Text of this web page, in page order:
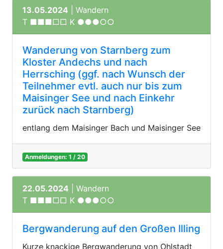
13.05.2024 | Wandern
T ■■■□□ K ●●●○○
Wanderung von Starnberg zum
Kloster Andechs und nach
Herrsching (ggf. nach Wunsch der
Teilnehmer evtl. auch nur bis zum
Maisinger See und nach Einkehr
zurück nach Starnberg)
entlang dem Maisinger Bach und Maisinger See
Anmeldungen: 1 / 20
22.05.2024 | Wandern
T ■■■□□ K ●●●○○
Bergwanderung auf den Großen Illing
Kurze knackige Bergwanderung von Ohlstadt